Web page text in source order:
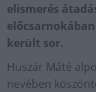
elismerés
került sor.
Huszár Máté
nevében